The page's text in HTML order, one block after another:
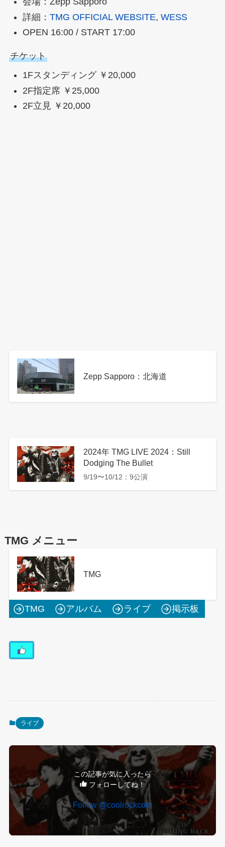
詳細： TMG OFFICIAL WEBSITE, WESS
OPEN 16:00 / START 17:00
チケット
1Fスタンディング ￥20,000
2F指定席 ￥25,000
2F立見 ￥20,000
Zepp Sapporo：北海道
2024年 TMG LIVE 2024：Still
Dodging The Bullet
9/19〜10/12：9公演
TMG メニュー
TMG
TMG アルバム ライブ 掲示板
ライブ
この記事が気に入ったら
フォローしてね！
Follow @coolrockcom